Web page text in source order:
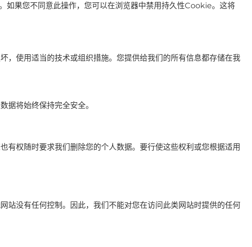
果您不同意此操作，您可以在浏览器中禁用持久性Cookie。这将
，使用适当的技术或组织措施。您提供给我们的所有信息都存储在我
据将始终保持完全安全。
有权随时要求我们删除您的个人数据。要行使这些权利或您根据适用
站没有任何控制。因此，我们不能对您在访问此类网站时提供的任何